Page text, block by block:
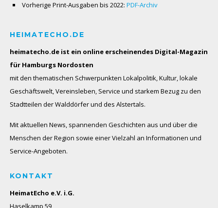
Vorherige Print-Ausgaben bis 2022: PDF-Archiv
HEIMATECHO.DE
heimatecho.de ist ein online erscheinendes Digital-Magazin
für Hamburgs Nordosten
mit den thematischen Schwerpunkten Lokalpolitik, Kultur, lokale
Geschäftswelt, Vereinsleben, Service und starkem Bezug zu den
Stadtteilen der Walddörfer und des Alstertals.
Mit aktuellen News, spannenden Geschichten aus und über die
Menschen der Region sowie einer Vielzahl an Informationen und
Service-Angeboten.
KONTAKT
HeimatEcho e.V. i.G.